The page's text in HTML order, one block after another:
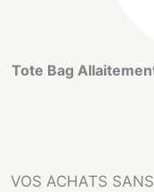
Tote Bag
VOS ACHATS